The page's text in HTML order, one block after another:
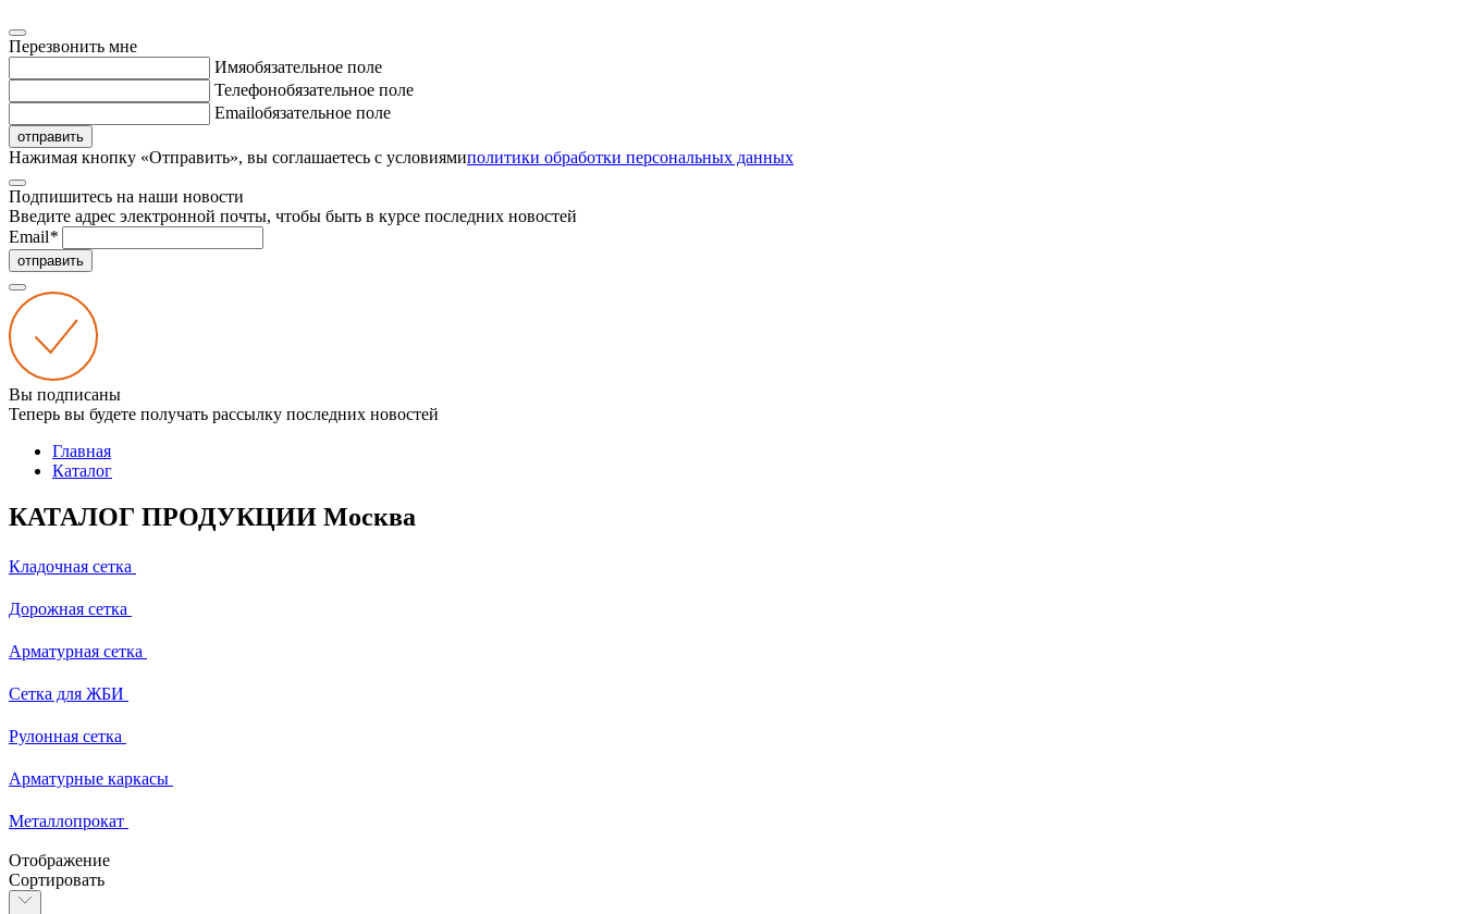
Перезвонить мне
Имяобязательное поле
Телефонобязательное поле
Emailобязательное поле
отправить
Нажимая кнопку «Отправить», вы соглашаетесь с условиямиполитики обработки персональных данных
Подпишитесь на наши новости
Введите адрес электронной почты, чтобы быть в курсе последних новостей
Email*
отправить
Вы подписаны
Теперь вы будете получать рассылку последних новостей
Главная
Каталог
КАТАЛОГ ПРОДУКЦИИ Москва
Кладочная сетка
Дорожная сетка
Арматурная сетка
Сетка для ЖБИ
Рулонная сетка
Арматурные каркасы
Металлопрокат
Отображение
Сортировать